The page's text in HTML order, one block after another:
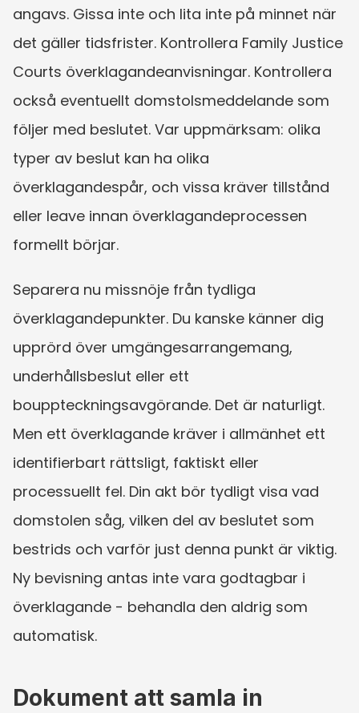
angavs. Gissa inte och lita inte på minnet när
det gäller tidsfrister. Kontrollera Family Justice
Courts överklagandeanvisningar. Kontrollera
också eventuellt domstolsmeddelande som
följer med beslutet. Var uppmärksam: olika
typer av beslut kan ha olika
överklagandespår, och vissa kräver tillstånd
eller leave innan överklagandeprocessen
formellt börjar.
Separera nu missnöje från tydliga
överklagandepunkter. Du kanske känner dig
upprörd över umgängesarrangemang,
underhållsbeslut eller ett
bouppteckningsavgörande. Det är naturligt.
Men ett överklagande kräver i allmänhet ett
identifierbart rättsligt, faktiskt eller
processuellt fel. Din akt bör tydligt visa vad
domstolen såg, vilken del av beslutet som
bestrids och varför just denna punkt är viktig.
Ny bevisning antas inte vara godtagbar i
överklagande - behandla den aldrig som
automatisk.
Dokument att samla in